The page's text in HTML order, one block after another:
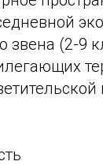
(2-9